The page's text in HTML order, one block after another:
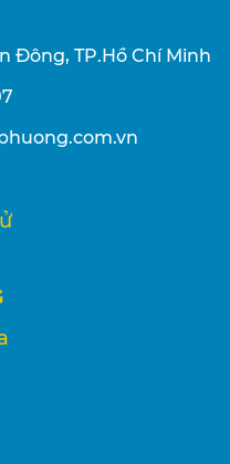
Đông, TP.Hồ Chí Minh